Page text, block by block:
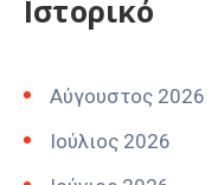
Ιστορικό
Αύγουστος 2026
Ιούλιος 2026